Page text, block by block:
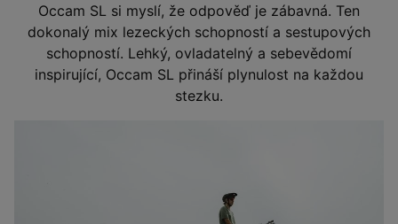
Occam SL si myslí, že odpověď je zábavná. Ten
dokonalý mix lezeckých schopností a sestupových
schopností. Lehký, ovladatelný a sebevědomí
inspirující, Occam SL přináší plynulost na každou
stezku.